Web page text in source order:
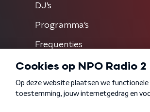
DJ’s
Programma's
Frequenties
Algemene voorwaarden